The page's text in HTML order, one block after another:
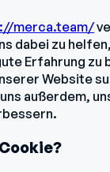
merca.team/
dabei zu
Erfahrung zu
Website
außerdem,